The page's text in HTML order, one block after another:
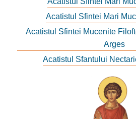
Acatistul Sfintei Mari
Acatistul Sfintei Mucenite
Arges
Acatistul Sfantului